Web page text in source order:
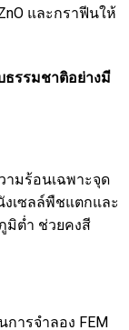
และกราฟีนให้
ธรรมชาติอย่างมี
ามร้อนเฉพาะจุด
เซลล์พืชแตกและ
มิต่ำ ช่วยคงสี
การจำลอง FEM